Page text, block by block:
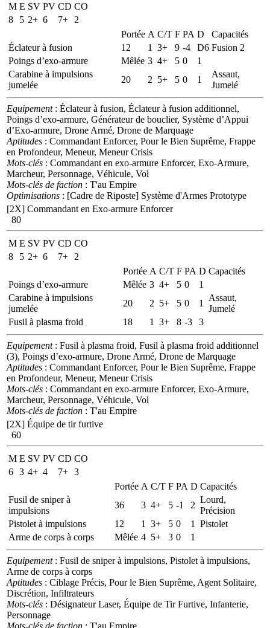
M E SV PV CD CO
8
5 2+ 6 7+
2
Portée A C/T F PA D
Capacités
Éclateur à fusion
12 1 3+ 9 -4 D6 Fusion 2
Poings d’exo-armure
Mêlée 3 4+ 5 0
1
Carabine à impulsions
jumelée
20 2 5+ 5 0 1
Assaut,
Jumelé
Equipement: Éclateur à fusion, Éclateur à fusion additionnel,
Poings d’exo-armure, Générateur de bouclier, Système d’Appui
d’Exo-armure, Drone Armé, Drone de Marquage
Aptitudes : Commandant Enforcer, Pour le Bien Suprême, Frappe
en Profondeur, Meneur, Meneur Crisis
Mots-clés : Commandant en exo-armure Enforcer, Exo-Armure,
Marcheur, Personnage, Véhicule, Vol
Mots-clés de faction : T'au Empire
Optimisations : [Cadre de Riposte] Système d'Armes Prototype
[2X] Commandant en Exo-armure Enforcer
80
M E SV PV CD CO
8
5 2+ 6 7+
2
Portée A C/T F PA D Capacités
Poings d’exo-armure
Mêlée 3 4+ 5 0
1
Carabine à impulsions
jumelée
20 2 5+ 5 0 1
Assaut,
Jumelé
Fusil à plasma froid
18 1 3+ 8 -3 3
Equipement: Fusil à plasma froid, Fusil à plasma froid additionnel
(3), Poings d’exo-armure, Drone Armé, Drone de Marquage
Aptitudes : Commandant Enforcer, Pour le Bien Suprême, Frappe
en Profondeur, Meneur, Meneur Crisis
Mots-clés : Commandant en exo-armure Enforcer, Exo-Armure,
Marcheur, Personnage, Véhicule, Vol
Mots-clés de faction : T'au Empire
[2X] Équipe de tir furtive
60
M E SV PV CD CO
6 3 4+ 4 7+ 3
Portée A C/T F PA D Capacités
Fusil de sniper à
impulsions
36 3 4+ 5 -1 2
Lourd,
Précision
Pistolet à impulsions
12 1 3+ 5 0 1
Pistolet
Arme de corps à corps
Mêlée 4 5+ 3 0 1
Equipement: Fusil de sniper à impulsions, Pistolet à impulsions,
Arme de corps à corps
Aptitudes : Ciblage Précis, Pour le Bien Suprême, Agent Solitaire,
Discrétion, Infiltrateurs
Mots-clés : Désignateur Laser, Équipe de Tir Furtive, Infanterie,
Personnage
Mots-clés de faction : T'au Empire